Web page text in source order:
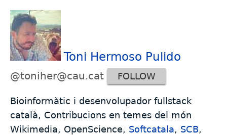
Toni Hermoso Pulido
@toniher@cau.cat FOLLOW
Bioinformàtic i desenvolupador fullstack
català, Contribucions en temes del món
Wikimedia, OpenScience, Softcatala, SCB,